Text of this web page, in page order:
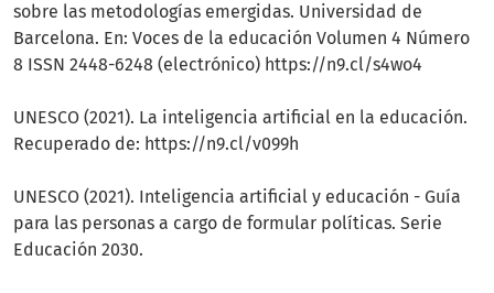
sobre las metodologías emergidas. Universidad de
Barcelona. En: Voces de la educación Volumen 4 Número
8 ISSN 2448-6248 (electrónico) https://n9.cl/s4wo4
UNESCO (2021). La inteligencia artificial en la educación.
Recuperado de: https://n9.cl/v099h
UNESCO (2021). Inteligencia artificial y educación - Guía
para las personas a cargo de formular políticas. Serie
Educación 2030.